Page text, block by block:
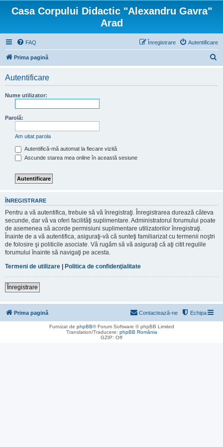
Casa Corpului Didactic "Alexandru Gavra"
Arad
FAQ Autentificare
Înregistrare
Prima pagină
Autentificare
Nume utilizator:
Parolă:
Am uitat parola
Autentifică-mă automat la fiecare vizită
Ascunde starea mea online în această sesiune
ÎNREGISTRARE
Pentru a vă autentifica, trebuie să vă înregistraţi. Înregistrarea durează câteva
secunde, dar vă va oferi facilităţi suplimentare. Administratorul forumului poate
de asemenea să acorde permisiuni suplimentare utilizatorilor înregistraţi.
Înainte de a vă autentifica, asiguraţi-vă că sunteţi familiarizat cu termenii noştri
de folosire şi politicile asociate. Vă rugăm să vă asiguraţi că aţi citit regulile
forumului înainte să navigaţi pe acesta.
Termeni de utilizare | Politica de confidenţialitate
Înregistrare
Prima pagină Echipa
Contactează-ne
Furnizat de phpBB® Forum Software © phpBB Limited
Translation/Traducere: phpBB România
GZIP: Off